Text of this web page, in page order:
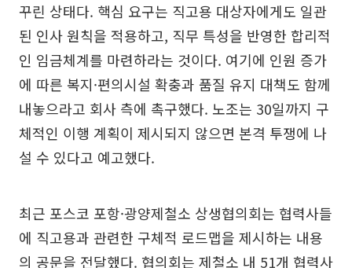
꾸린 상태다. 핵심 요구는 직고용 대상자에게도 일관
된 인사 원칙을 적용하고, 직무 특성을 반영한 합리적
인 임금체계를 마련하라는 것이다. 여기에 인원 증가
에 따른 복지·편의시설 확충과 품질 유지 대책도 함께
내놓으라고 회사 측에 촉구했다. 노조는 30일까지 구
체적인 이행 계획이 제시되지 않으면 본격 투쟁에 나
설 수 있다고 예고했다.
최근 포스코 포항·광양제철소 상생협의회는 협력사들
에 직고용과 관련한 구체적 로드맵을 제시하는 내용
의 공문을 전달했다. 협의회는 제철소 내 51개 협력사